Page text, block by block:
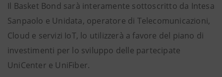
Il Basket Bond sarà interamente sottoscritto da Intesa
Sanpaolo e Unidata, operatore di Telecomunicazioni,
Cloud e servizi IoT, lo utilizzerà a favore del piano di
investimenti per lo sviluppo delle partecipate
UniCenter e UniFiber.